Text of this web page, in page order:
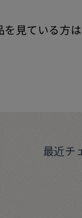
を見ている方
最近チ